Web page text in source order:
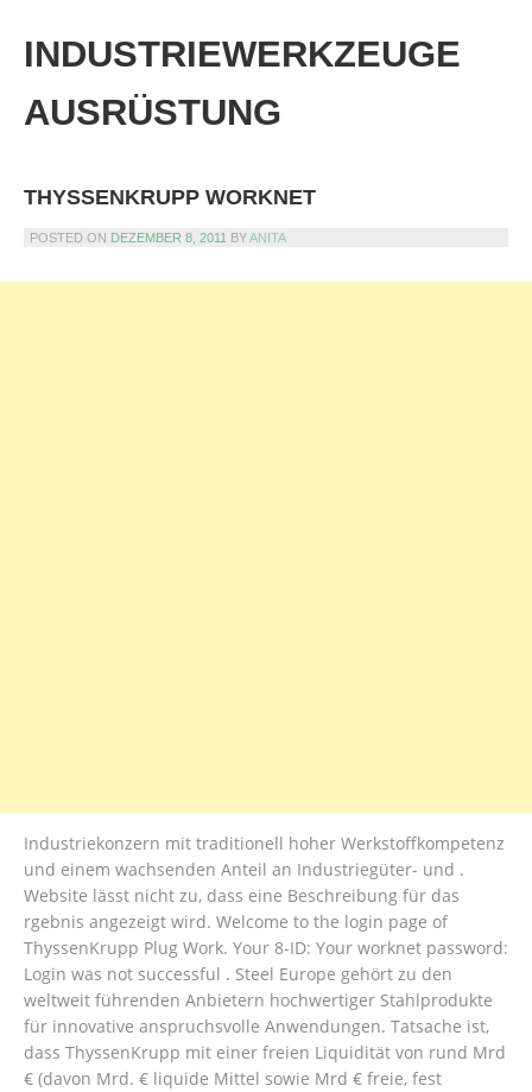
content
INDUSTRIEWERKZEUGE
AUSRÜSTUNG
THYSSENKRUPP WORKNET
POSTED ON DEZEMBER 8, 2011 BYANITA
Industriekonzern mit traditionell hoher Werkstoffkompetenz
und einem wachsenden Anteil an Industriegüter- und .
Website lässt nicht zu, dass eine Beschreibung für das
rgebnis angezeigt wird. Welcome to the login page of
ThyssenKrupp Plug Work. Your 8-ID: Your worknet password:
Login was not successful . Steel Europe gehört zu den
weltweit führenden Anbietern hochwertiger Stahlprodukte
für innovative anspruchsvolle Anwendungen. Tatsache ist,
dass ThyssenKrupp mit einer freien Liquidität von rund Mrd
€ (davon Mrd. € liquide Mittel sowie Mrd € freie, fest